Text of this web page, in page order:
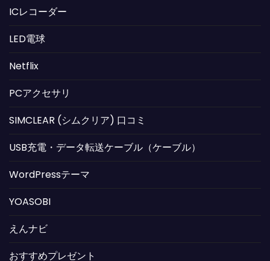
ICレコーダー
LED電球
Netflix
PCアクセサリ
SIMCLEAR (シムクリア) 口コミ
USB充電・データ転送ケーブル（ケーブル）
WordPressテーマ
YOASOBI
えんナビ
おすすめプレゼント